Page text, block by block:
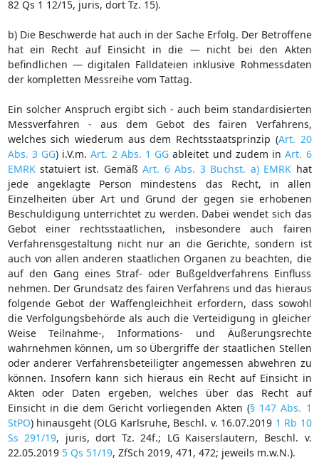
82 Qs 1 12/15, juris, dort Tz. 15).
b) Die Beschwerde hat auch in der Sache Erfolg. Der Betroffene
hat ein Recht auf Einsicht in die — nicht bei den Akten
befindlichen — digitalen Falldateien inklusive Rohmessdaten
der kompletten Messreihe vom Tattag.
Ein solcher Anspruch ergibt sich - auch beim standardisierten
Messverfahren - aus dem Gebot des fairen Verfahrens,
welches sich wiederum aus dem Rechtsstaatsprinzip (Art. 20
Abs. 3 GG) i.V.m.Art. 2 Abs. 1 GG ableitet und zudem inArt. 6
EMRKstatuiert ist. GemäßArt. 6 Abs. 3 Buchst. a) EMRK hat
jede angeklagte Person mindestens das Recht, in allen
Einzelheiten über Art und Grund der gegen sie erhobenen
Beschuldigung unterrichtet zu werden. Dabei wendet sich das
Gebot einer rechtsstaatlichen, insbesondere auch fairen
Verfahrensgestaltung nicht nur an die Gerichte, sondern ist
auch von allen anderen staatlichen Organen zu beachten, die
auf den Gang eines Straf- oder Bußgeldverfahrens Einfluss
nehmen. Der Grundsatz des fairen Verfahrens und das hieraus
folgende Gebot der Waffengleichheit erfordern, dass sowohl
die Verfolgungsbehörde als auch die Verteidigung in gleicher
Weise Teilnahme-, Informations- und Äußerungsrechte
wahrnehmen können, um so Übergriffe der staatlichen Stellen
oder anderer Verfahrensbeteiligter angemessen abwehren zu
können. Insofern kann sich hieraus ein Recht auf Einsicht in
Akten oder Daten ergeben, welches über das Recht auf
Einsicht in die dem Gericht vorliegenden Akten (§ 147 Abs. 1
StPO) hinausgeht (OLG Karlsruhe, Beschl. v. 16.07.2019 1 Rb 10
Ss 291/19, juris, dort Tz. 24f.; LG Kaiserslautern, Beschl. v.
22.05.2019 5 Qs 51/19, ZfSch 2019, 471, 472; jeweils m.w.N.).